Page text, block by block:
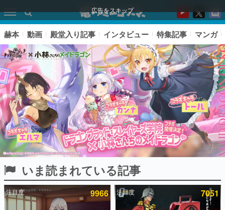
広告をスキップ
ピックアップ
電ファミのいま読まれている記事ランキング
赫本 動画 殿堂入り記事 インタビュー 特集記事 マンガ
いま読まれている記事
注目度 9966 注目度 7051